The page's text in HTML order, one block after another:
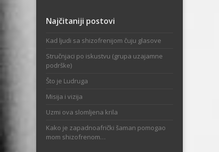
Najčitaniji postovi
Kad ljudi sa shizofrenijom čuju glasove
Stručnjaci po iskustvu (grupa uzajamne
podrške)
Što je Ludruga
Misija i vizija
Uzmi ova slomljena krila
Kako je zapadnoafrički šaman pomogao
mom shizofrenom…